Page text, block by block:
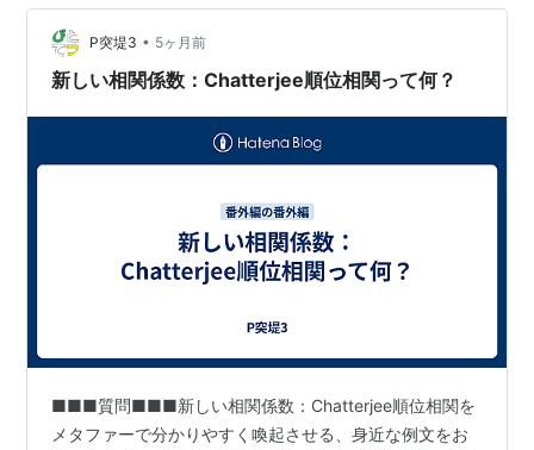
P突堤3 • 5ヶ月前
新しい相関係数：Chatterjee順位相関って何？
■■■質問■■■新しい相関係数：Chatterjee順位相関を
メタファーで分かりやすく喚起させる、身近な例文をお